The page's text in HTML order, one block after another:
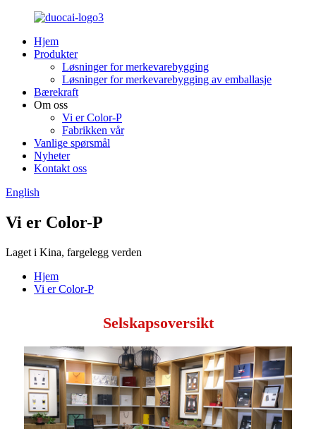
Hjem
Produkter
Løsninger for merkevarebygging
Løsninger for merkevarebygging av emballasje
Bærekraft
Om oss
Vi er Color-P
Fabrikken vår
Vanlige spørsmål
Nyheter
Kontakt oss
English
Vi er Color-P
Laget i Kina, fargelegg verden
Hjem
Vi er Color-P
Selskapsoversikt